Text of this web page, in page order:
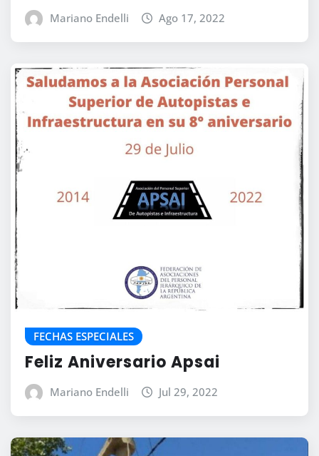
Mariano Endelli Ago 17, 2022
FECHAS ESPECIALES
Feliz Aniversario Apsai
Mariano Endelli Jul 29, 2022